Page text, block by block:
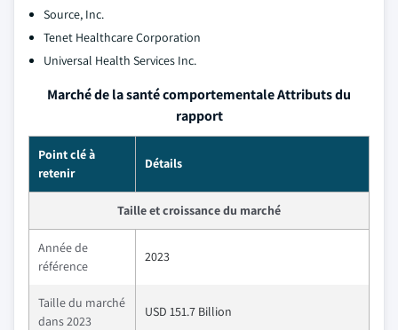
Source, Inc.
Tenet Healthcare Corporation
Universal Health Services Inc.
Marché de la santé comportementale Attributs du
rapport
Point clé à
retenir
Détails
Taille et croissance du marché
Année de
référence
2023
Taille du marché
dans 2023
USD 151.7 Billion